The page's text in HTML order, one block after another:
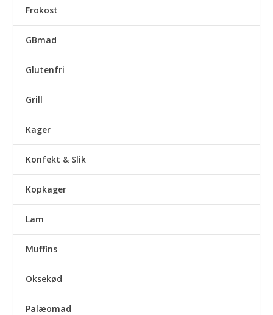
Frokost
GBmad
Glutenfri
Grill
Kager
Konfekt & Slik
Kopkager
Lam
Muffins
Oksekød
Palæomad